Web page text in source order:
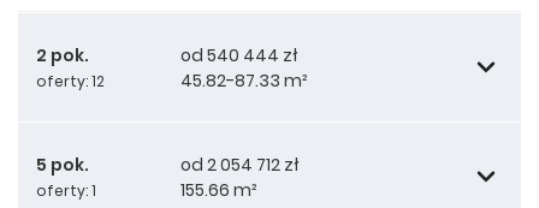
2 pok.
oferty: 12
od 540 444 zł
45.82-87.33 m²
5 pok.
oferty: 1
od 2 054 712 zł
155.66 m²